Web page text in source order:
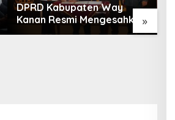
»
DPRD Kabupaten Way
Kanan Resmi Mengesahkan
Lomba Lari 10K Meriahkan HUT